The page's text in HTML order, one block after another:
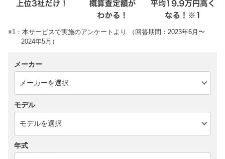
※1：本サービスで実施のアンケートより （回答期間：2023年6月〜
2024年5月）
メーカー
モデル
年式